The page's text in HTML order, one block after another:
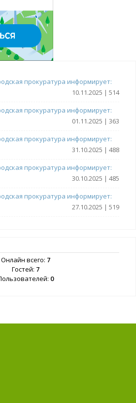
прокуратура информирует:
10.11.2025 | 514
прокуратура информирует:
01.11.2025 | 363
прокуратура информирует:
31.10.2025 | 488
прокуратура информирует:
30.10.2025 | 485
прокуратура информирует:
27.10.2025 | 519
Онлайн всего: 7
Гостей: 7
0